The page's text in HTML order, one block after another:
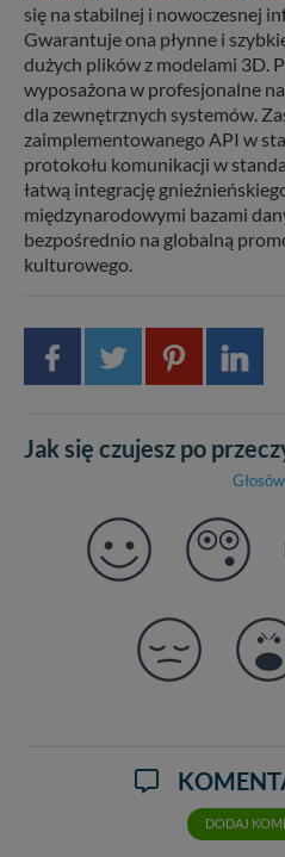
się na stabilnej i nowoczesnej
Gwarantuje ona płynne i
dużych plików z modelami 3D.
wyposażona w profesjonalne
dla zewnętrznych systemów.
zaimplementowanego API w
protokołu komunikacji w
łatwą integrację
międzynarodowymi bazami
bezpośrednio na globalną
kulturowego.
Jak się czujesz po
DODAJ